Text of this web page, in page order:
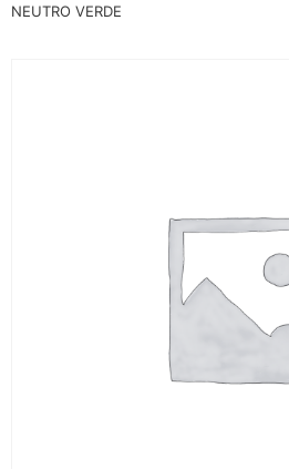
NEUTRO VERDE